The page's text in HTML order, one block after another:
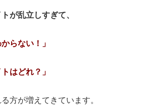
が乱立しすぎて、
らない！」
はどれ？」
方が増えてきています。